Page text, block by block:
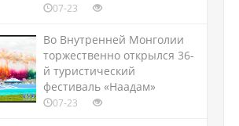
07-23
Во Внутренней Монголии
торжественно открылся 36-
й туристический
фестиваль «Наадам»
07-23